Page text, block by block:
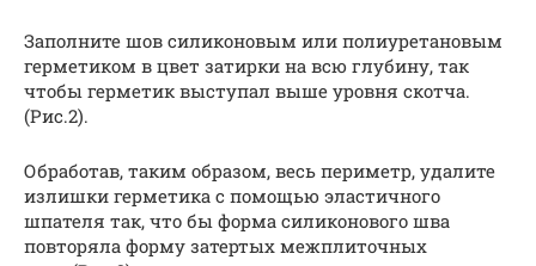
Заполните шов силиконовым или полиуретановым
герметиком в цвет затирки на всю глубину, так
чтобы герметик выступал выше уровня скотча.
(Рис.2).
Обработав, таким образом, весь периметр, удалите
излишки герметика с помощью эластичного
шпателя так, что бы форма силиконового шва
повторяла форму затертых межплиточных